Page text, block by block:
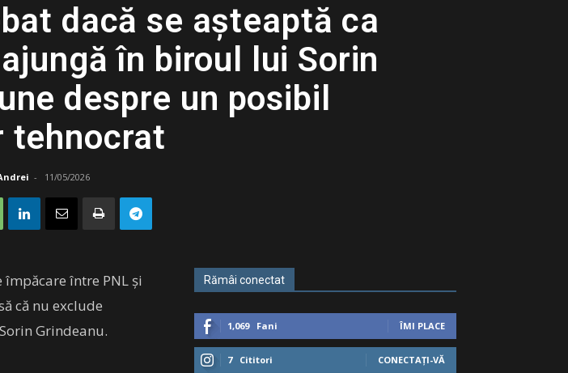
dacă se așteaptă ca
în biroul lui Sorin
despre un posibil
tehnocrat
- 11/05/2026
între PNL și
că nu exclude
Grindeanu.
Rămâi conectat
1,069 Fani ÎMI PLACE
7 Cititori CONECTAȚI-VĂ